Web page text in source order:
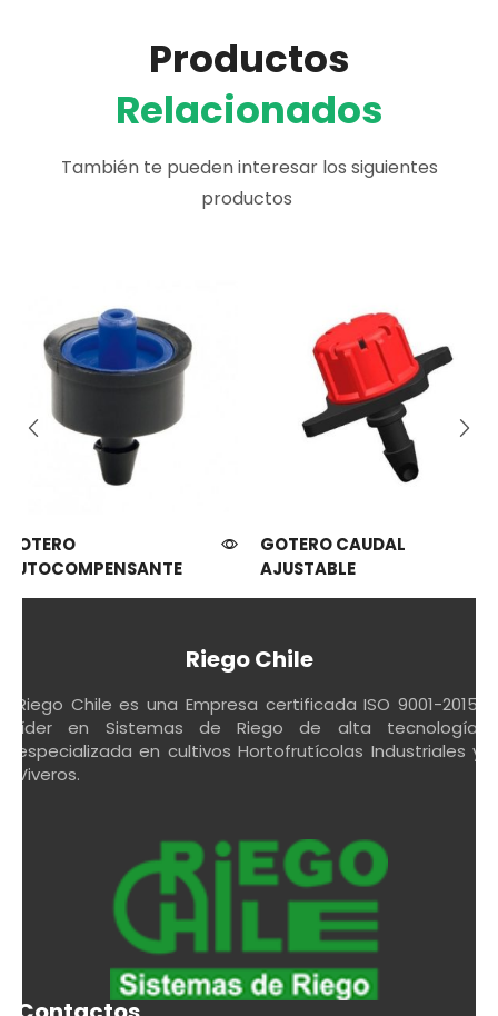
Productos
Relacionados
También te pueden interesar los siguientes
productos
GOTERO
AUTOCOMPENSANTE
GOTERO CAUDAL
AJUSTABLE
Riego Chile
Riego Chile es una Empresa certificada ISO 9001-2015,
líder en Sistemas de Riego de alta tecnología,
especializada en cultivos Hortofrutícolas Industriales y
Viveros.